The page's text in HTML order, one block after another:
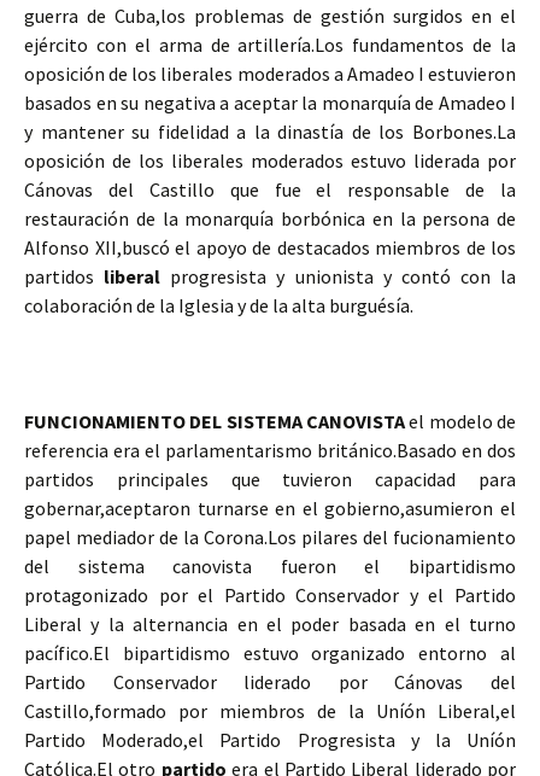
guerra de Cuba,los problemas de gestión surgidos en el
ejército con el arma de artillería.Los fundamentos de la
oposición de los liberales moderados a Amadeo I estuvieron
basados en su negativa a aceptar la monarquía de Amadeo I
y mantener su fidelidad a la dinastía de los Borbones.La
oposición de los liberales moderados estuvo liderada por
Cánovas del Castillo que fue el responsable de la
restauración de la monarquía borbónica en la persona de
Alfonso XII,buscó el apoyo de destacados miembros de los
partidos liberal progresista y unionista y contó con la
colaboración de la Iglesia y de la alta burguésía.
FUNCIONAMIENTO DEL SISTEMA CANOVISTAel modelo de
referencia era el parlamentarismo británico.Basado en dos
partidos principales que tuvieron capacidad para
gobernar,aceptaron turnarse en el gobierno,asumieron el
papel mediador de la Corona.Los pilares del fucionamiento
del sistema canovista fueron el bipartidismo
protagonizado por el Partido Conservador y el Partido
Liberal y la alternancia en el poder basada en el turno
pacífico.El bipartidismo estuvo organizado entorno al
Partido Conservador liderado por Cánovas del
Castillo,formado por miembros de la Uníón Liberal,el
Partido Moderado,el Partido Progresista y la Uníón
Católica.El otro partido era el Partido Liberal liderado por